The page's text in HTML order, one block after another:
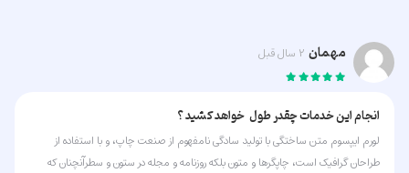
مهمان 2 سال قبل
انجام این خدمات چقدر طول خواهد کشید ؟
لورم ایپسوم متن ساختگی با تولید سادگی نامفهوم از صنعت چاپ، و با استفاده از
طراحان گرافیک است، چاپگرها و متون بلکه روزنامه و مجله در ستون و سطرآنچنان که